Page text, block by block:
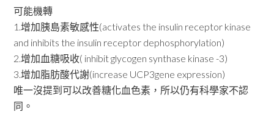
可能機轉
1.增加胰島素敏感性(activates the insulin receptor kinase
and inhibits the insulin receptor dephosphorylation)
2.增加血糖吸收( inhibit glycogen synthase kinase -3)
3.增加脂肪酸代謝(increase UCP3gene expression)
唯一沒提到可以改善糖化血色素，所以仍有科學家不認
同。